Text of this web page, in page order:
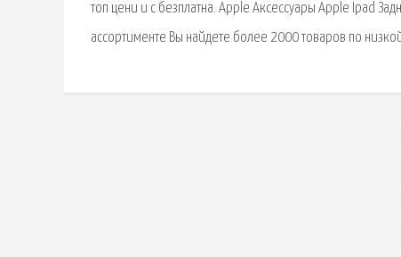
топ цени и с безплатна. Apple Аксессуары Apple Ipad
ассортименте Вы найдете более 2000 товаров по